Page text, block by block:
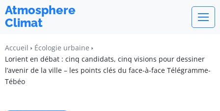
Atmosphere
Climat
Accueil
Écologie urbaine
Lorient en débat : cinq candidats, cinq visions pour dessiner
l’avenir de la ville – les points clés du face-à-face Télégramme-
Tébéo